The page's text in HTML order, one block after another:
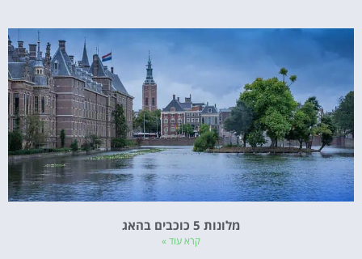
מלונות 5 כוכבים בהאג
קרא עוד »